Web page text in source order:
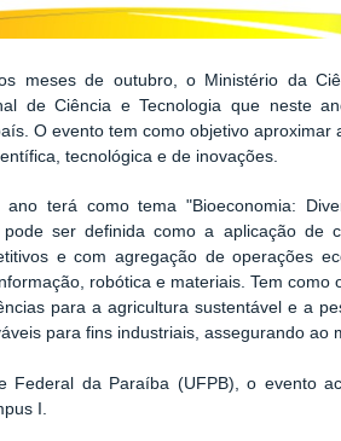
meses de outubro, o Ministério da
de Ciência e Tecnologia que neste
O evento tem como objetivo
tecnológica e de inovações.
ano terá como tema "Bioeconomia:
pode ser definida como a aplicação de
e com agregação de operações
robótica e materiais. Tem
para a agricultura sustentável e a
para fins industriais, assegurando
Federal da Paraíba (UFPB), o evento
I.